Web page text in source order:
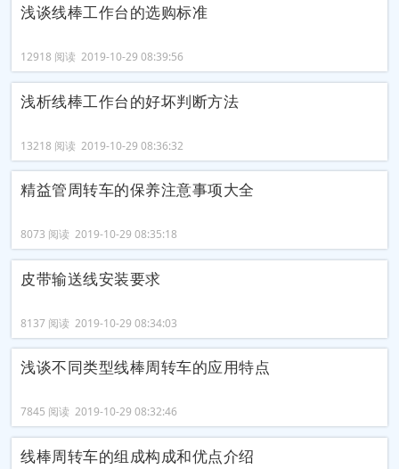
浅谈线棒工作台的选购标准
12918 阅读 2019-10-29 08:39:56
浅析线棒工作台的好坏判断方法
13218 阅读 2019-10-29 08:36:32
精益管周转车的保养注意事项大全
8073 阅读 2019-10-29 08:35:18
皮带输送线安装要求
8137 阅读 2019-10-29 08:34:03
浅谈不同类型线棒周转车的应用特点
7845 阅读 2019-10-29 08:32:46
线棒周转车的组成构成和优点介绍